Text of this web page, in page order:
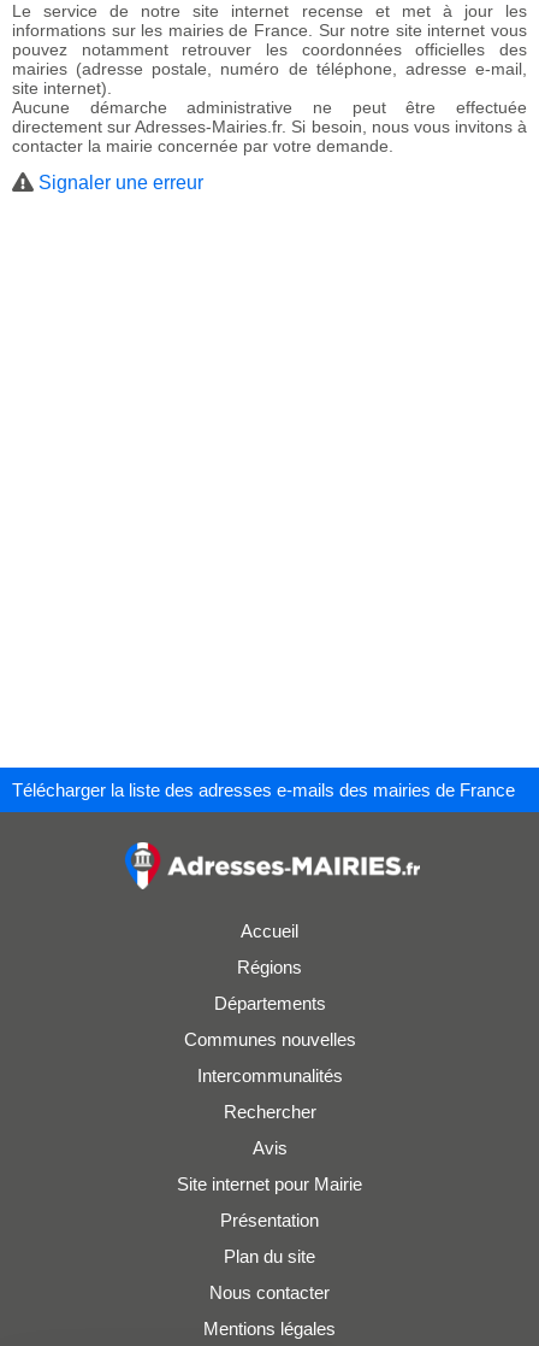
Le service de notre site internet recense et met à jour les
informations sur les mairies de France. Sur notre site internet vous
pouvez notamment retrouver les coordonnées officielles des
mairies (adresse postale, numéro de téléphone, adresse e-mail,
site internet).
Aucune démarche administrative ne peut être effectuée
directement sur Adresses-Mairies.fr. Si besoin, nous vous invitons à
contacter la mairie concernée par votre demande.
Signaler une erreur
Télécharger la liste des adresses e-mails des mairies de France
Accueil
Régions
Départements
Communes nouvelles
Intercommunalités
Rechercher
Avis
Site internet pour Mairie
Présentation
Plan du site
Nous contacter
Mentions légales